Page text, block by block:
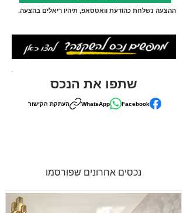
ההצעה נשלחת כהודעת וואטסאפ, תיהיו ריאלים בהצעה.
שתפו את הנכס
Facebook
WhatsApp העתקת הקישור
נכסים אחרונים שפורסמו